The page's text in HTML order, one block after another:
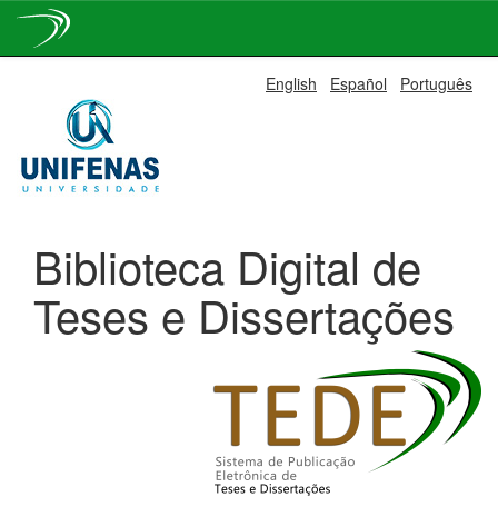
navigation
English Español Português
Biblioteca Digital de
Teses e Dissertações